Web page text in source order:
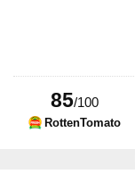
85/100
RottenTomato